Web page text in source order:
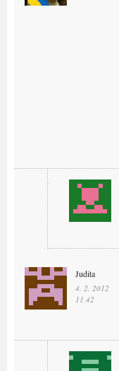
Judita
4. 2. 2012
11.42